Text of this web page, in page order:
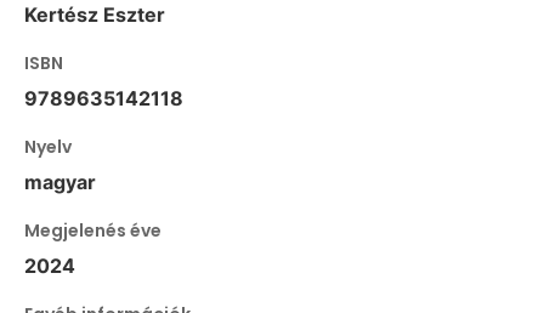
Kertész Eszter
ISBN
9789635142118
Nyelv
magyar
Megjelenés éve
2024